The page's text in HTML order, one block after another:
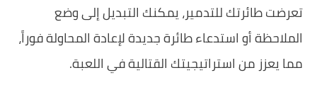
تعرضت طائرتك للتدمير، يمكنك التبديل إلى وضع
الملاحظة أو استدعاء طائرة جديدة لإعادة المحاولة فوراً،
مما يعزز من استراتيجيتك القتالية في اللعبة.